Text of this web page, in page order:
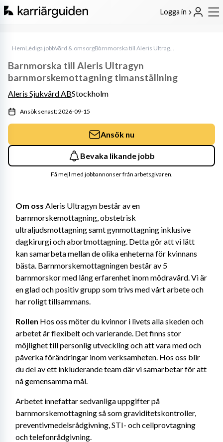
Logga in
HemLediga jobbVård & omsorg Barnmorska till Aleris Ultragyn barnmorskemottagning timanställning
Om oss Aleris Ultragyn består av en
barnmorskemottagning, obstetrisk
ultraljudsmottagning samt gynmottagning inklusive
dagkirurgi och abortmottagning. Detta gör att vi lätt
kan samarbeta mellan de olika enheterna för kvinnans
bästa. Barnmorskemottagningen består av 5
barnmorskor med lång erfarenhet inom mödravård. Vi är
en glad och positiv grupp som trivs med vårt arbete och
har roligt tillsammans.
Rollen Hos oss möter du kvinnor i livets alla skeden och
arbetet är flexibelt och varierande. Det finns stor
möjlighet till personlig utveckling och att vara med och
påverka förändringar inom verksamheten. Hos oss blir
du del av ett inkluderande team där vi samarbetar för att
nå gemensamma mål.
Arbetet innefattar sedvanliga uppgifter på
barnmorskemottagning så som graviditetskontroller,
preventivmedelsrådgivning, STI- och cellprovtagning
och telefonrådgivning.
Barnmorska till Aleris Ultragyn
barnmorskemottagning timanställning
Aleris Sjukvård ABStockholm
Ansök senast: 2026-09-15
Ansök nu
Bevaka likande jobb
Få mejl med jobbannonser från arbetsgivaren.